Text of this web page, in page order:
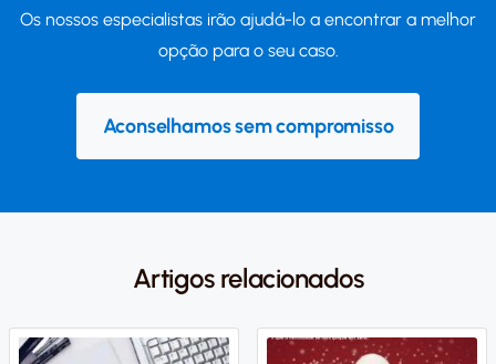
Os nossos especialistas irão ajudá-lo a encontrar a melhor
opção para o seu caso.
Aconselhamos sem compromisso
Artigos relacionados